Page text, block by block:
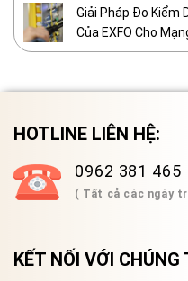
Giải Pháp Đo Kiểm
Của EXFO Cho
HOTLINE LIÊN HỆ:
0962 381 465
( Tất cả các ngày
KẾT NỐI VỚI CHÚNG